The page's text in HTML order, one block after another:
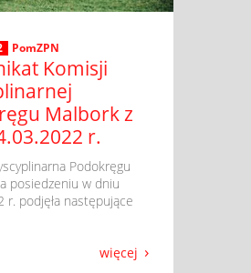
PomZPN
Komisji
Malbork z
r.
Podokręgu
posiedzeniu w dniu
r. podjęła następujące
więcej